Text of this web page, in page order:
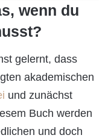
wenn du
gelernt, dass
akademischen
und zunächst
Buch werden
und doch